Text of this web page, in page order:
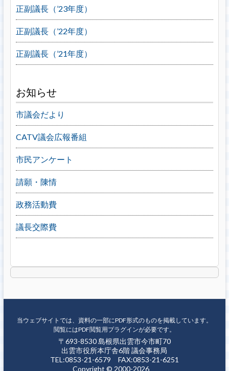
正副議長（’23年度）
正副議長（’22年度）
正副議長（’21年度）
お知らせ
市議会だより
CATV議会広報番組
市民アンケート
請願・陳情
政務活動費
議長交際費
当ウェブサイトでは、資料の一部にPDF形式のものを掲載しています。
閲覧にはPDF閲覧用プラグインが必要です。
〒693-8530 島根県出雲市今市町70
出雲市役所本庁舎6階 議会事務局
TEL:0853-21-6579 FAX:0853-21-6251
Copyright © 2000-2026